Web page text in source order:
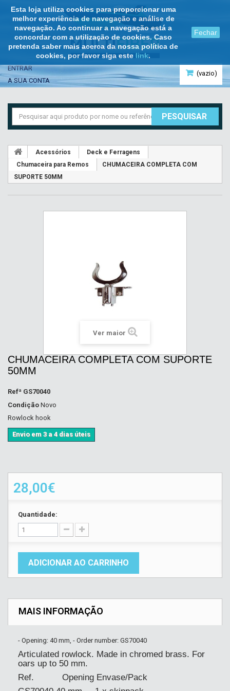
Esta loja utiliza cookies para proporcionar uma
melhor experiência de navegação e análise de
navegação. Ao continuar a navegação está a
concordar com a utilização de cookies. Caso
pretenda saber mais acerca da nossa política de
cookies, por favor siga este link.
Fechar
(vazio)
ENTRAR
A SUA CONTA
PESQUISAR
Acessórios
Deck e Ferragens
Chumaceira para Remos
CHUMACEIRA COMPLETA COM
SUPORTE 50MM
Ver maior
CHUMACEIRA COMPLETA COM SUPORTE
50MM
Refª GS70040
Condição Novo
Rowlock hook
Envio em 3 a 4 dias úteis
28,00€
Quantidade:
ADICIONAR AO CARRINHO
MAIS INFORMAÇÃO
- Opening: 40 mm, - Order number: GS70040
Articulated rowlock. Made in chromed brass. For
oars up to 50 mm.
Ref. Opening Envase/Pack